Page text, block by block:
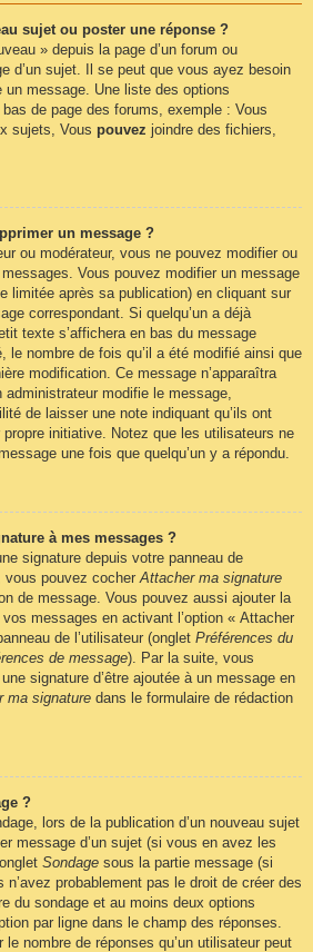
sujet ou poster une réponse ?
» depuis la page d’un forum ou
d’un sujet. Il se peut que vous ayez besoin
un message. Une liste des options
de page des forums, exemple : Vous
sujets, Vous pouvez joindre des fichiers,
un message ?
ou modérateur, vous ne pouvez modifier ou
Vous pouvez modifier un message
limitée après sa publication) en cliquant sur
correspondant. Si quelqu’un a déjà
texte s’affichera en bas du message
le nombre de fois qu’il a été modifié ainsi que
modification. Ce message n’apparaîtra
administrateur modifie le message,
de laisser une note indiquant qu’ils ont
initiative. Notez que les utilisateurs ne
une fois que quelqu’un y a répondu.
à mes messages ?
signature depuis votre panneau de
vous pouvez cocherAttacher ma signature
de message. Vous pouvez aussi ajouter la
messages en activant l’option « Attacher
de l’utilisateur (onglet Préférences du
de message). Par la suite, vous
signature d’être ajoutée à un message en
ma signature dans le formulaire de rédaction
?
lors de la publication d’un nouveau sujet
message d’un sujet (si vous en avez les
Sondage sous la partie message (si
probablement pas le droit de créer des
du sondage et au moins deux options
par ligne dans le champ des réponses.
nombre de réponses qu’un utilisateur peut